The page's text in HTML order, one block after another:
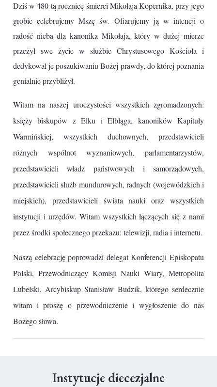
Dziś w 480-tą rocznicę śmierci Mikołaja Kopernika, przy jego
grobie celebrujemy Mszę św. Ofiarujemy ją w intencji o
radość nieba dla kanonika Mikołaja, który w dużej mierze
przeżył swe życie w służbie Chrystusowego Kościoła i
dedykował je poszukiwaniu Bożej prawdy, do której poznania
genialnie przybliżył.
Witam na naszej uroczystości wszystkich zgromadzonych:
księży biskupów z Ełku i Elbląga, kanoników Kapituły
Warmińskiej, wszystkich duchownych, przedstawicieli
różnych wspólnot wyznaniowych, parlamentarzystów,
przedstawicieli władz państwowych i samorządowych,
przedstawicieli służb mundurowych, radnych (wojewódzkich i
miejskich), przedstawicieli świata nauki oraz wszystkich
instytucji i urzędów. Witam wszystkich łączących się z nami
przez środki społecznego przekazu: telewizji, radia i internetu.
Naszą celebrację poprowadzi delegat Konferencji Episkopatu
Polski, Przewodniczący Komisji Nauki Wiary, Metropolita
Lubelski, Arcybiskup Stanisław Budzik, którego serdecznie
witam i proszę o przewodniczenie i wygłoszenie do nas
Bożego słowa.
Instytucje diecezjalne